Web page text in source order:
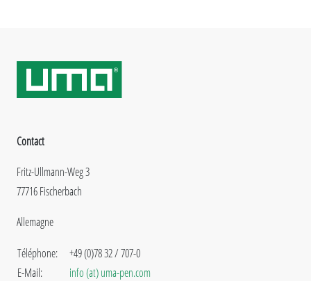
Contact
Fritz-Ullmann-Weg 3
77716 Fischerbach
Allemagne
Téléphone:
E-Mail:
+49 (0)78 32 / 707-0
info (at) uma-pen.com